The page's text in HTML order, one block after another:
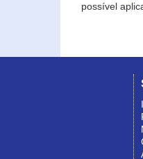
possível